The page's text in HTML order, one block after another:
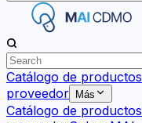
Catálogo de productos
proveedor
Más
Catálogo de productos